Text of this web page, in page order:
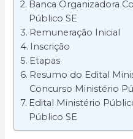
Banca Organizadora
Público SE
Remuneração Inicial
Inscrição
Etapas
Resumo do Edital
Concurso Ministério
Edital Ministério
Público SE